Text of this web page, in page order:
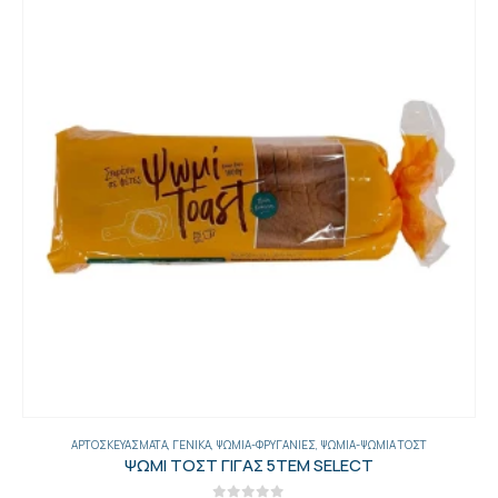
ΑΡΤΟΣΚΕΥΆΣΜΑΤΑ,ΒΆΣΕΙΣ ΠΊΤΣΑΣ-PINSA-ΠΊΤΣΕΣ
ΒΑΣΗ ΠΙΤΣΑΣ 25ΑΡΑ 20ΤΕΜ ΠΡΟΨ.ΚΤΨ